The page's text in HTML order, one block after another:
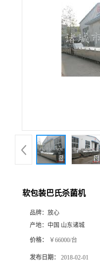
软包装巴氏杀菌机
品牌： 放心
产地： 中国 山东诸城
价格： ￥66000/台
发布日期： 2018-02-01